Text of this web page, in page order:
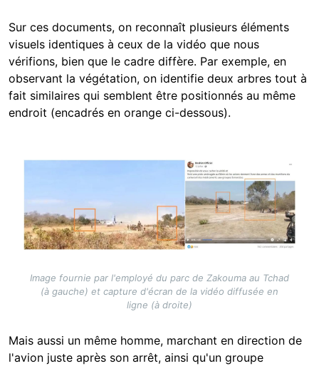
Sur ces documents, on reconnaît plusieurs éléments
visuels identiques à ceux de la vidéo que nous
vérifions, bien que le cadre diffère. Par exemple, en
observant la végétation, on identifie deux arbres tout à
fait similaires qui semblent être positionnés au même
endroit (encadrés en orange ci-dessous).
Image fournie par l'employé du parc de Zakouma au Tchad
(à gauche) et capture d'écran de la vidéo diffusée en
ligne (à droite)
Mais aussi un même homme, marchant en direction de
l'avion juste après son arrêt, ainsi qu'un groupe